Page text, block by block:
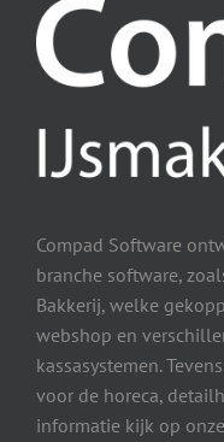
Compad Software
branche software,
Bakkerij, welke
webshop en
kassasystemen.
voor de horeca,
informatie kijk op